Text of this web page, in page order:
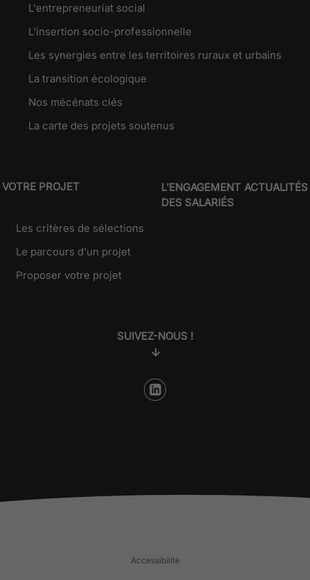
L'entrepreneuriat social
L'insertion socio-professionnelle
Les synergies entre les territoires ruraux et urbains
La transition écologique
Nos mécénats clés
La carte des projets soutenus
VOTRE PROJET
Les critères de sélections
Le parcours d'un projet
Proposer votre projet
L'ENGAGEMENT
DES SALARIÉS
ACTUALITÉS
SUIVEZ-NOUS !
Accessibilité